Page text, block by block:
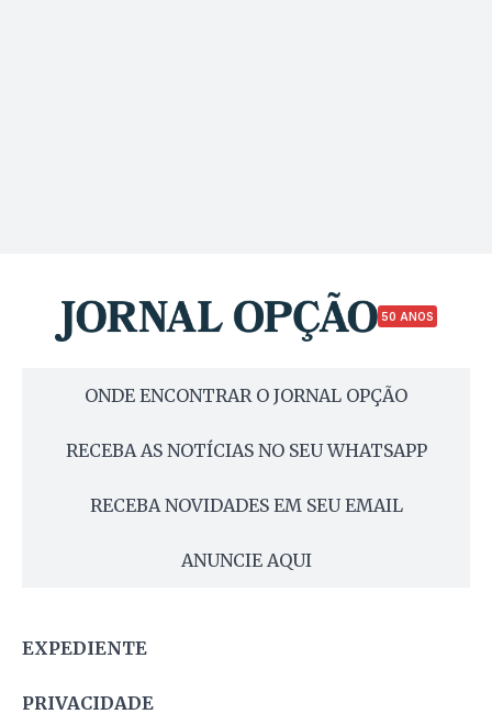
50 ANOS
ONDE ENCONTRAR O JORNAL OPÇÃO
RECEBA AS NOTÍCIAS NO SEU WHATSAPP
RECEBA NOVIDADES EM SEU EMAIL
ANUNCIE AQUI
EXPEDIENTE
PRIVACIDADE